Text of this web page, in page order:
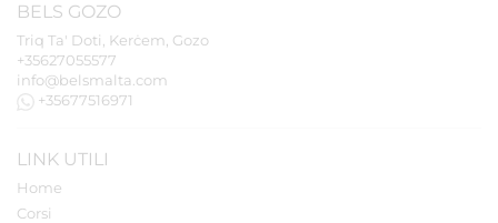
BELS GOZO
Triq Ta' Doti, Kerċem, Gozo
+35627055577
info@belsmalta.com
+35677516971
LINK UTILI
Home
Corsi